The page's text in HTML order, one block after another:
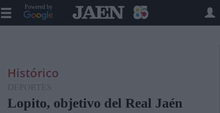
Powered by
Histórico
DEPORTES
Lopito, objetivo del Real Jaén